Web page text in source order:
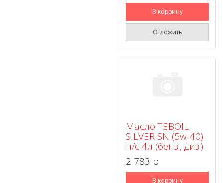
В корзину
Отложить
Масло TEBOIL
SILVER SN (5w-40)
п/с 4л (бенз., диз.)
2 783 p
В корзину